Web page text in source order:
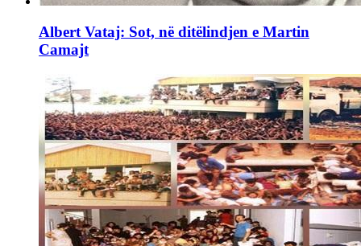
Albert Vataj: Sot, në ditëlindjen e Martin
Camajt